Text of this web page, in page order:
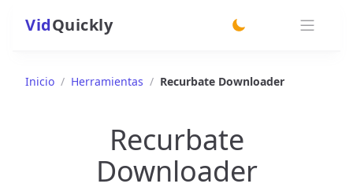
VidQuickly
Inicio / Herramientas / Recurbate Downloader
Recurbate
Downloader